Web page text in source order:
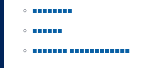
■■■■■■■■
■■■■■■
■■■■■■■ ■■■■■■■■■■■■